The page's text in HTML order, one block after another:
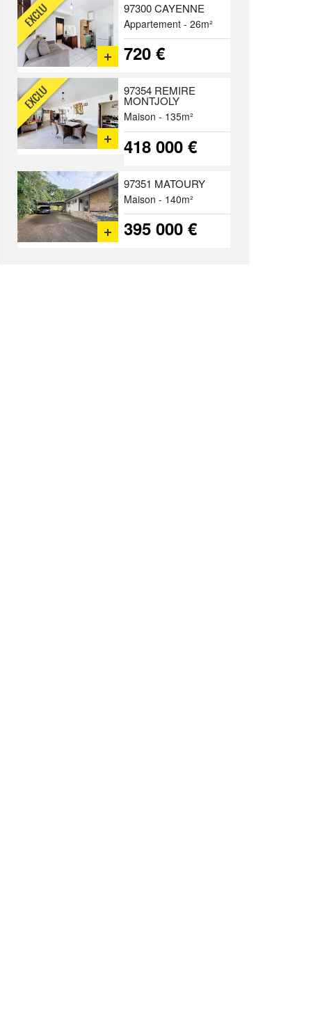
97300 CAYENNE
Appartement - 26m²
720 €
97354 REMIRE
MONTJOLY
Maison - 135m²
418 000 €
97351 MATOURY
Maison - 140m²
395 000 €